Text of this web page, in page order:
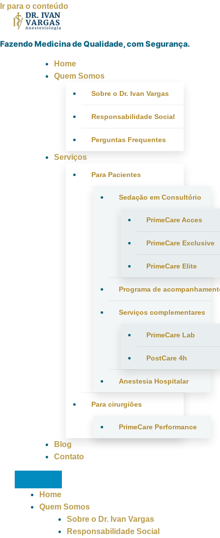
Ir para o conteúdo
Fazendo Medicina de Qualidade, com Segurança.
Home
Quem Somos
Sobre o Dr. Ivan Vargas
Responsabilidade Social
Perguntas Frequentes
Serviços
Para Pacientes
Sedação em Consultório
PrimeCare Acces
PrimeCare Exclusive
PrimeCare Elite
Programa de
Serviços complementares
PrimeCare Lab
PostCare 4h
Anestesia Hospitalar
Para cirurgiões
PrimeCare Performance
Blog
Contato
Home
Quem Somos
Sobre o Dr. Ivan Vargas
Responsabilidade Social